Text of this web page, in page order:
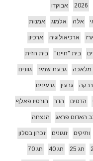
2026 אבוקדו
אלה אלמוג אמנות
ארכיאולוגיה ארכיון
בית "חיינו" בית הזית
מלאכה גבעת שמיר גוונים
רבקה גרעין גרעינים
הדסים הדר הורסיו פאלף
האדום פראג הנצחה
ותיקים זוגונים זכרון בסלון
חג 25 חג 40 חג 70